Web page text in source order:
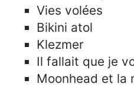
Vies volées
Bikini atol
Klezmer
Il fallait que je
Moonhead et la